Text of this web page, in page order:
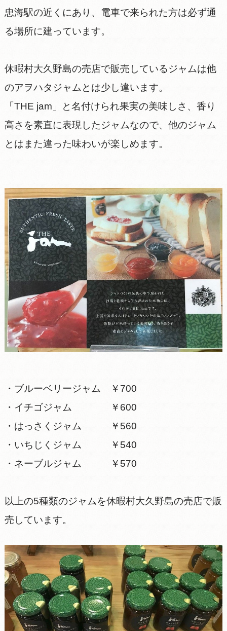
忠海駅の近くにあり、電車で来られた方は必ず通
る場所に建っています。
休暇村大久野島の売店で販売しているジャムは他
のアヲハタジャムとは少し違います。
「THE jam」と名付けられ果実の美味しさ、香り
高さを素直に表現したジャムなので、他のジャム
とはまた違った味わいが楽しめます。
・ブルーベリージャム ￥700
・イチゴジャム ￥600
・はっさくジャム ￥560
・いちじくジャム ￥540
・ネーブルジャム ￥570
以上の5種類のジャムを休暇村大久野島の売店で販
売しています。